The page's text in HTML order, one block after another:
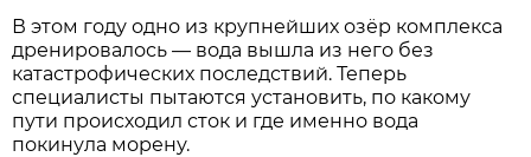
В этом году одно из крупнейших озёр комплекса
дренировалось — вода вышла из него без
катастрофических последствий. Теперь
специалисты пытаются установить, по какому
пути происходил сток и где именно вода
покинула морену.